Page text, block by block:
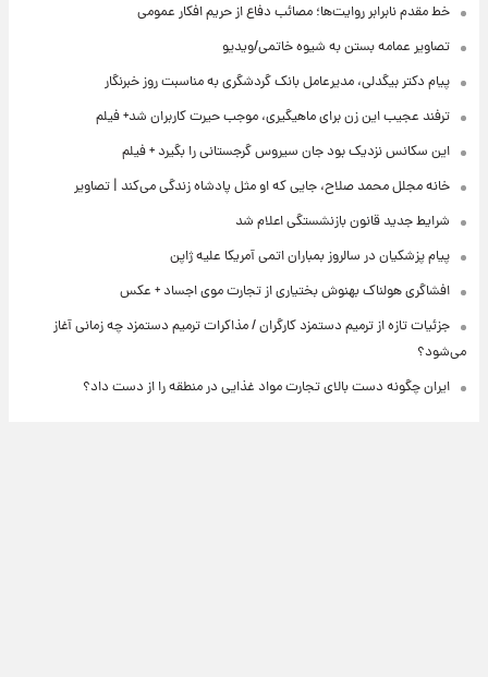
خط مقدم نابرابر روایت‌ها؛ مصائب دفاع از حریم افکار عمومی
تصاویر عمامه بستن به شیوه خاتمی/ویدیو
پیام دکتر بیگدلی، مدیرعامل بانک گردشگری به مناسبت روز خبرنگار
ترفند عجیب این زن برای ماهیگیری، موجب حیرت کاربران شد+ فیلم
این سکانس نزدیک بود جان سیروس گرجستانی را بگیرد + فیلم
خانه مجلل محمد صلاح، جایی که او مثل پادشاه زندگی می‌کند | تصاویر
شرایط جدید قانون بازنشستگی اعلام شد
پیام پزشکیان در سالروز بمباران اتمی آمریکا علیه ژاپن
افشاگری هولناک بهنوش بختیاری از تجارت موی اجساد + عکس
جزئیات تازه از ترمیم دستمزد کارگران / مذاکرات ترمیم دستمزد چه زمانی آغاز
می‌شود؟
ایران چگونه دست بالای تجارت مواد غذایی در منطقه را از دست داد؟